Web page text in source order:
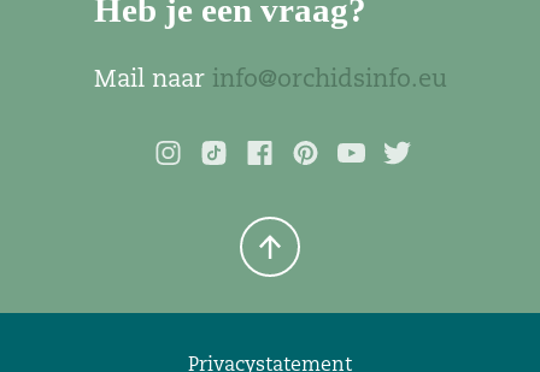
Heb je een vraag?
Mail naar info@orchidsinfo.eu
Privacystatement